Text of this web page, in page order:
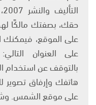
حقك، بصفتك مالكًا
على الموقع، فيمكنك
بالتوقف عن استخدام
هاتفك وإرفاق
على موقع الشمس.